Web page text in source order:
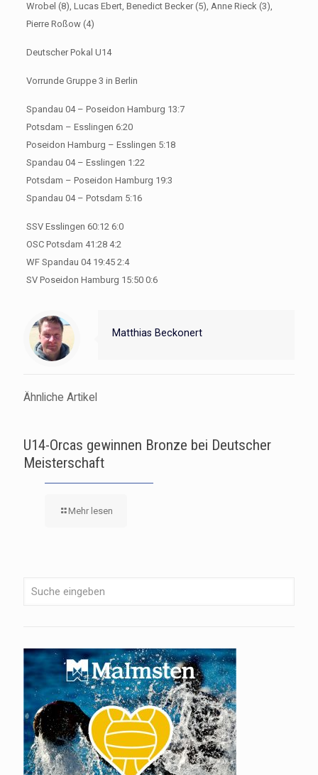
Wrobel (8), Lucas Ebert, Benedict Becker (5), Anne Rieck (3),
Pierre Roßow (4)
Deutscher Pokal U14
Vorrunde Gruppe 3 in Berlin
Spandau 04 – Poseidon Hamburg 13:7
Potsdam – Esslingen 6:20
Poseidon Hamburg – Esslingen 5:18
Spandau 04 – Esslingen 1:22
Potsdam – Poseidon Hamburg 19:3
Spandau 04 – Potsdam 5:16
SSV Esslingen 60:12 6:0
OSC Potsdam 41:28 4:2
WF Spandau 04 19:45 2:4
SV Poseidon Hamburg 15:50 0:6
Matthias Beckonert
Ähnliche Artikel
U14-Orcas gewinnen Bronze bei Deutscher
Meisterschaft
Mehr lesen